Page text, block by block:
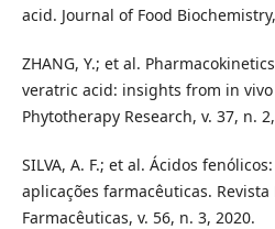
acid. Journal of Food
ZHANG, Y.; et al.
veratric acid: insights from in
Phytotherapy Research, v. 37, n.
SILVA, A. F.; et al. Ácidos
aplicações farmacêuticas.
Farmacêuticas, v. 56, n. 3, 2020.